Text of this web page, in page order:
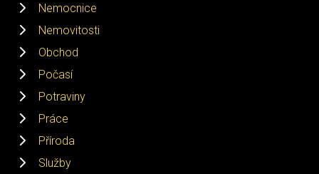
Nemocnice
Nemovitosti
Obchod
Počasí
Potraviny
Práce
Příroda
Služby